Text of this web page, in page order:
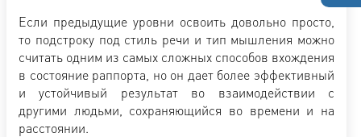
Если предыдущие уровни освоить довольно просто,
то подстроку под стиль речи и тип мышления можно
считать одним из самых сложных способов вхождения
в состояние раппорта, но он дает более эффективный
и устойчивый результат во взаимодействии с
другими людьми, сохраняющийся во времени и на
расстоянии.